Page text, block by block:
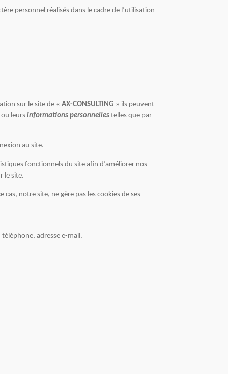
personnel réalisés dans le cadre de l’utilisation
sur le site de « AX-CONSULTING » ils peuvent
ou leurs informations personnelles telles que par
au site.
fonctionnels du site afin d’améliorer nos
le site.
notre site, ne gère pas les cookies de ses
adresse e-mail.